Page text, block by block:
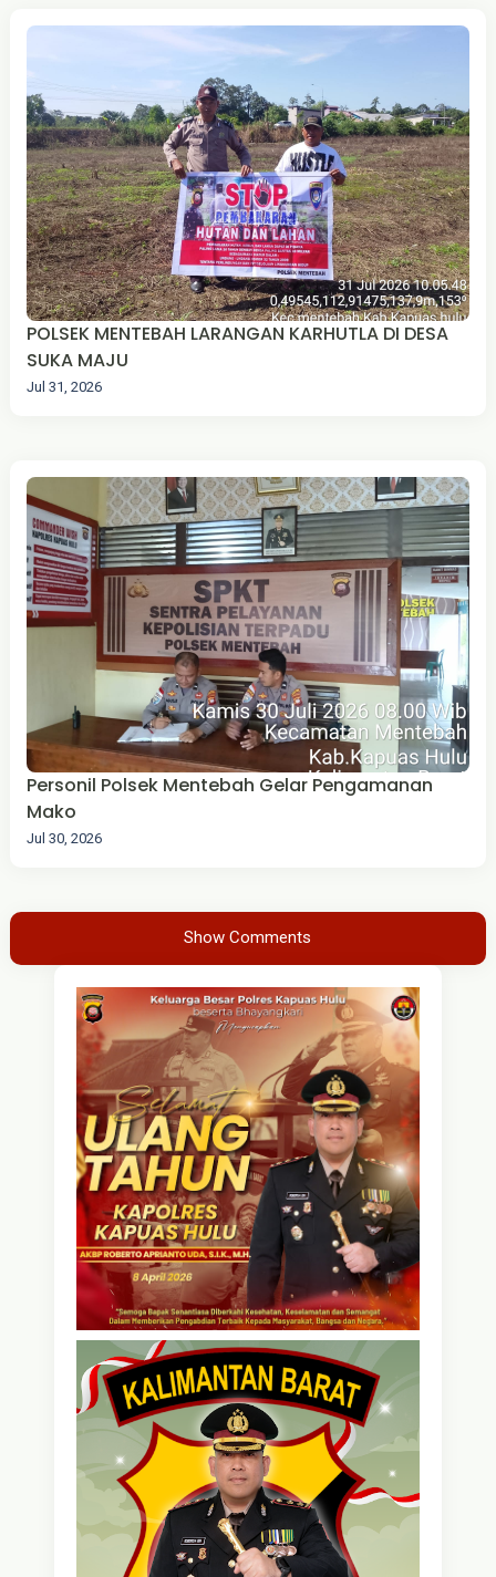
POLSEK MENTEBAH LARANGAN KARHUTLA DI DESA
SUKA MAJU‎
Jul 31, 2026
Personil Polsek Mentebah Gelar Pengamanan
Mako
Jul 30, 2026
Show Comments